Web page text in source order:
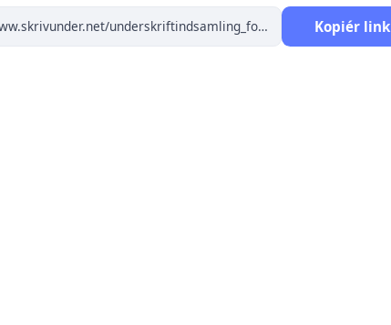
blive omfordelt med følgende resultat:
Kopiér link